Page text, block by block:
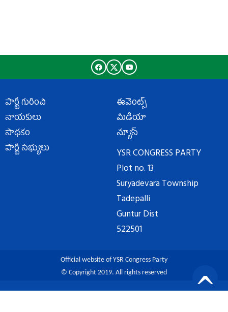
పార్టీ గురించి
నాయకులు
సాధకం
పార్టీ సభ్యులు
ఈవెంట్స్
మీడియా
న్యూస్
YSR CONGRESS PARTY
Plot no. 13
Suryadevara Township
Tadepalli
Guntur Dist
522501
Official website of YSR Congress Party
© Copyright 2019. All rights reserved